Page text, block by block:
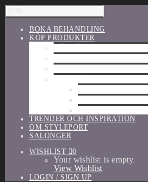
BOKA BEHANDLING
KÖP PRODUKTER
TRENDER OCH INSPIRATION
OM STYLEPORT
SALONGER
WISHLIST
0
Your wishlist is empty.
View Wishlist
LOGIN / SIGN UP